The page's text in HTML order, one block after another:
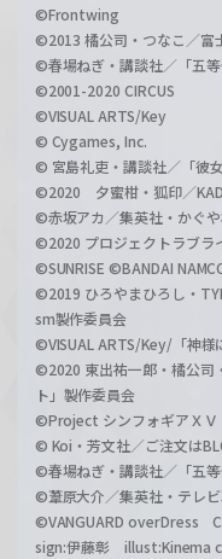
©Frontwing
©2013 橘公司・つなこ／富
©春場ねぎ・講談社／「五
©2001-2020 CIRCUS
©VISUAL ARTS/Key
© Cygames, Inc.
© 宮島礼吏・講談社／「彼
©2020 夕蜜柑・狐印／
©赤坂アカ／集英社・かぐ
©2020 プロジェクトラブラ
©SUNRISE ©BANDAI
©2019 ひろやまひろし・
sm製作委員会
©VISUAL ARTS/Key/「神
©2020 東出祐一郎・橘公司
ト」製作委員会
©Project シンフォギアＸＶ
© Koi・芳文社／ご注文は
©春場ねぎ・講談社／「五
©葦原大介／集英社・テレ
©VANGUARD overDress
sign:伊藤彰 illust:Kinema